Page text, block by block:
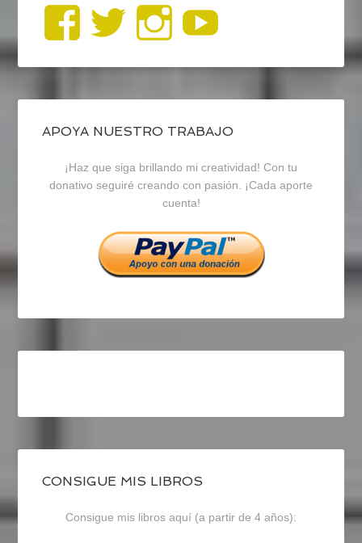
Ver
perfil
de
blogrecursosep
en
Facebook
Ver
perfil
de
recursosep
en
Twitter
Ver
perfil
de
recursosep
en
Instagram
APOYA NUESTRO TRABAJO
¡Haz que siga brillando mi creatividad! Con tu
donativo seguiré creando con pasión. ¡Cada aporte
cuenta!
CONSIGUE MIS LIBROS
Consigue mis libros aquí (a partir de 4 años):